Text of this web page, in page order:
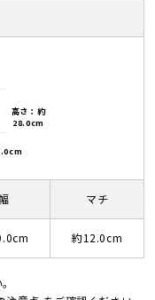
高さ：約
28.0cm
幅 マチ
約12.0cm